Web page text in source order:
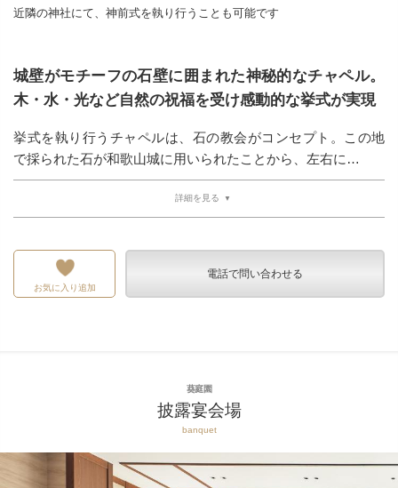
近隣の神社にて、神前式を執り行うことも可能です
城壁がモチーフの石壁に囲まれた神秘的なチャペル。
木・水・光など自然の祝福を受け感動的な挙式が実現
挙式を執り行うチャペルは、石の教会がコンセプト。この地
で採られた石が和歌山城に用いられたことから、左右に…
詳細を見る
お気に入り追加
電話で問い合わせる
葵庭園
披露宴会場
banquet